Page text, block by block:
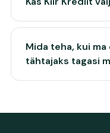
Mida teha, kui
tähtajaks tagasi